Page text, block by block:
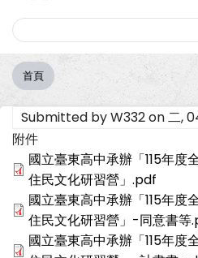
Search
Search
導
航
連
結
首頁
Submitted byW332on二,
附件
國立臺東高中承辦「115年度
住民文化研習營」.pdf
國立臺東高中承辦「115年度
住民文化研習營」-同意書等
國立臺東高中承辦「115年度